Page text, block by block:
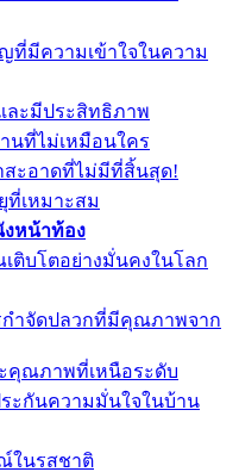
ที่มีความเข้าใจในความ
ละมีประสิทธิภาพ
นที่ไม่เหมือนใคร
สะอาดที่ไม่มีที่สิ้นสุด!
ที่เหมาะสม
งหน้าท้อง
ติบโตอย่างมั่นคงในโลก
กำจัดปลวกที่มีคุณภาพจาก
คุณภาพที่เหนือระดับ
ะกันความมั่นใจในบ้าน
ในรสชาติ